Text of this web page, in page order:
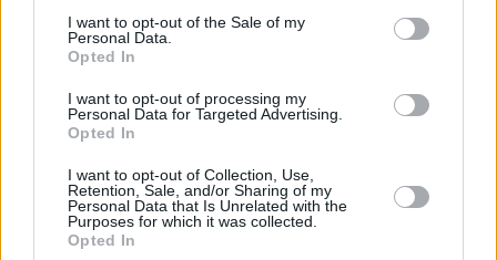
cualquier momento entrando de nuevo en este sitio web o
visitando nuestra política de privacidad.
I want to opt-out of the Sale of my
Personal Data.
Opted In
I want to opt-out of processing my
Personal Data for Targeted Advertising.
Opted In
I want to opt-out of Collection, Use,
Retention, Sale, and/or Sharing of my
Personal Data that Is Unrelated with the
Purposes for which it was collected.
Opted In